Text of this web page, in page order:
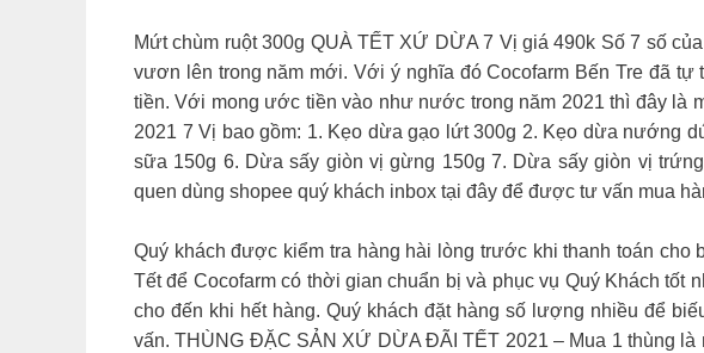
Mứt chùm ruột 300g QUÀ TẾT XỨ DỪA 7 Vị giá 490k Số 7 số
vươn lên trong năm mới. Với ý nghĩa đó Cocofarm Bến Tre đã
tiền. Với mong ước tiền vào như nước trong năm 2021 thì đây là
2021 7 Vị bao gồm: 1. Kẹo dừa gạo lứt 300g 2. Kẹo dừa nướng
sữa 150g 6. Dừa sấy giòn vị gừng 150g 7. Dừa sấy giòn vị
quen dùng shopee quý khách inbox tại đây để được tư vấn mua
Quý khách được kiểm tra hàng hài lòng trước khi thanh toán
Tết để Cocofarm có thời gian chuẩn bị và phục vụ Quý Khách
cho đến khi hết hàng. Quý khách đặt hàng số lượng nhiều để
vấn. THÙNG ĐẶC SẢN XỨ DỪA ĐÃI TẾT 2021 – Mua 1 thùng